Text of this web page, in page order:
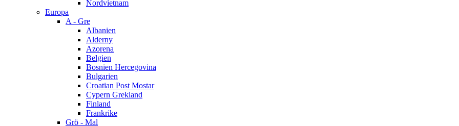
Nordvietnam
Europa
A - Gre
Albanien
Alderny
Azorena
Belgien
Bosnien Hercegovina
Bulgarien
Croatian Post Mostar
Cypern Grekland
Finland
Frankrike
Grö - Mal